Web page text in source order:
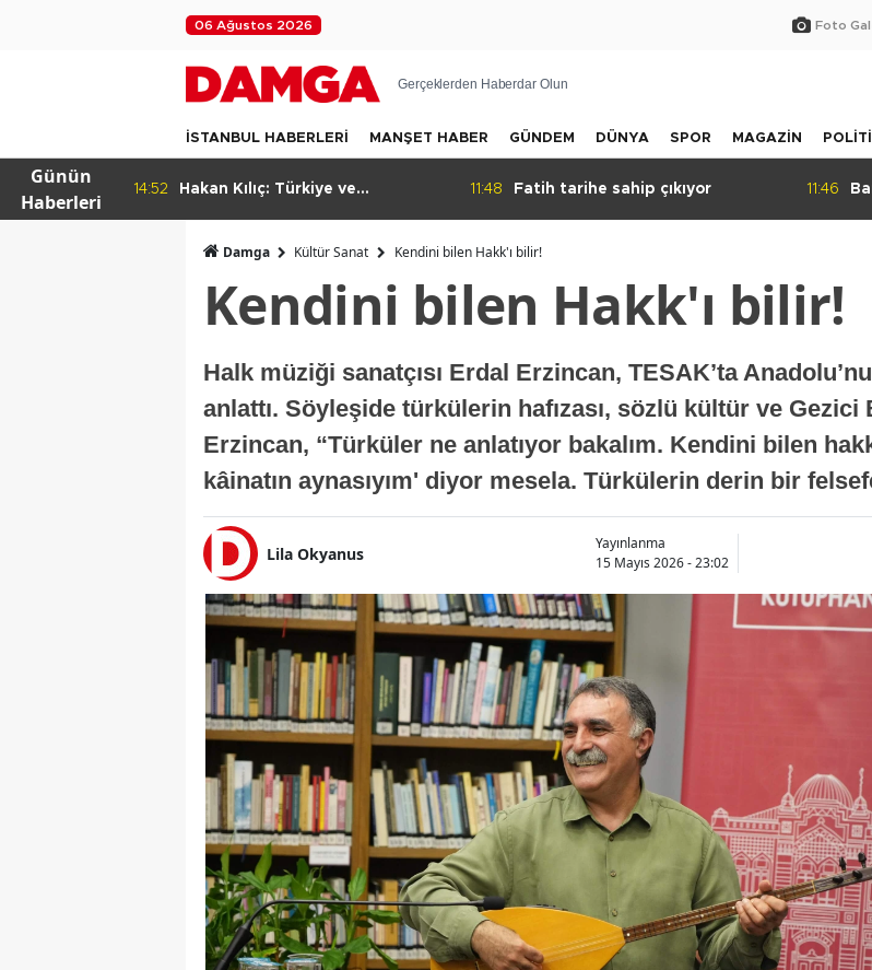
06 Ağustos 2026 Foto
Gerçeklerden Haberdar Olun
İSTANBUL HABERLERİ MANŞET HABER GÜNDEM DÜNYA SPOR MAGAZİN
Günün
Haberleri
11:48 Fatih tarihe sahip çıkıyor 11:46 Bana sahip çıkın! 23:51
Damga Kültür Sanat Kendini bilen Hakk'ı bilir!
Kendini bilen Hakk'ı bilir!
Halk müziği sanatçısı Erdal Erzincan, TESAK’ta
anlattı. Söyleşide türkülerin hafızası, sözlü kültür ve
Erzincan, “Türküler ne anlatıyor bakalım. Kendini bilen
kâinatın aynasıyım' diyor mesela. Türkülerin derin bir
Lila Okyanus
Yayınlanma
15 Mayıs 2026 - 23:02